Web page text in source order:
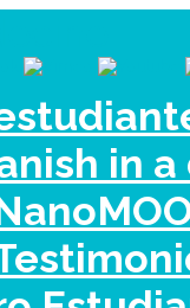
in a